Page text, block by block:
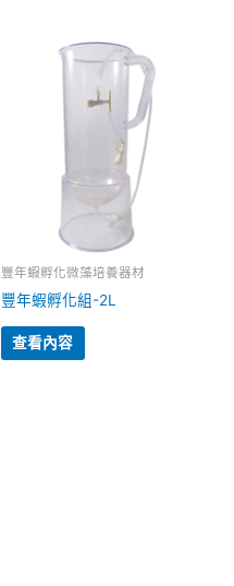
豐年蝦孵化微藻培養器材
豐年蝦孵化組-2L
查看內容